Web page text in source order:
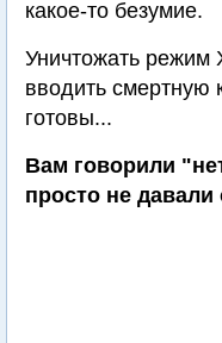
какое-то безумие.
Уничтожать
вводить смертную
готовы...
Вам говорили
просто не давали